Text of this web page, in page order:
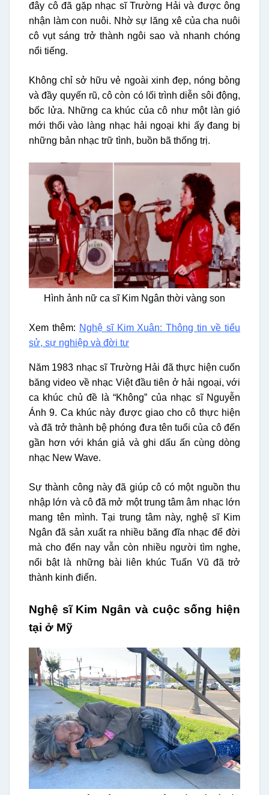
đây cô đã gặp nhạc sĩ Trường Hải và được ông
nhận làm con nuôi. Nhờ sự lăng xê của cha nuôi
cô vụt sáng trở thành ngôi sao và nhanh chóng
nổi tiếng.
Không chỉ sở hữu vẻ ngoài xinh đẹp, nóng bỏng
và đầy quyến rũ, cô còn có lối trình diễn sôi động,
bốc lửa. Những ca khúc của cô như một làn gió
mới thổi vào làng nhạc hải ngoại khi ấy đang bị
những bản nhạc trữ tình, buồn bã thống trị.
Hình ảnh nữ ca sĩ Kim Ngân thời vàng son
Xem thêm: Nghệ sĩ Kim Xuân: Thông tin về tiểu
sử, sự nghiệp và đời tư
Năm 1983 nhạc sĩ Trường Hải đã thực hiện cuốn
băng video về nhạc Việt đầu tiên ở hải ngoại, với
ca khúc chủ đề là “Không” của nhạc sĩ Nguyễn
Ánh 9. Ca khúc này được giao cho cô thực hiện
và đã trở thành bệ phóng đưa tên tuổi của cô đến
gần hơn với khán giả và ghi dấu ấn cùng dòng
nhạc New Wave.
Sự thành công này đã giúp cô có một nguồn thu
nhập lớn và cô đã mở một trung tâm âm nhạc lớn
mang tên mình. Tại trung tâm này, nghệ sĩ Kim
Ngân đã sản xuất ra nhiều băng đĩa nhạc để đời
mà cho đến nay vẫn còn nhiều người tìm nghe,
nổi bật là những bài liên khúc Tuấn Vũ đã trở
thành kinh điển.
Nghệ sĩ Kim Ngân và cuộc sống hiện
tại ở Mỹ